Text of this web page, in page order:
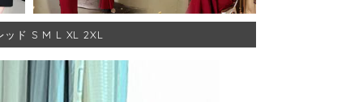
ッド S M L XL 2XL